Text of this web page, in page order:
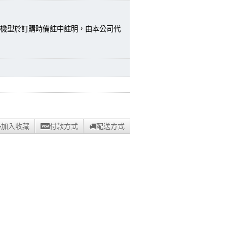
型於訂購時備註中註明，由本公司代
加入收藏 付款方式 配送方式